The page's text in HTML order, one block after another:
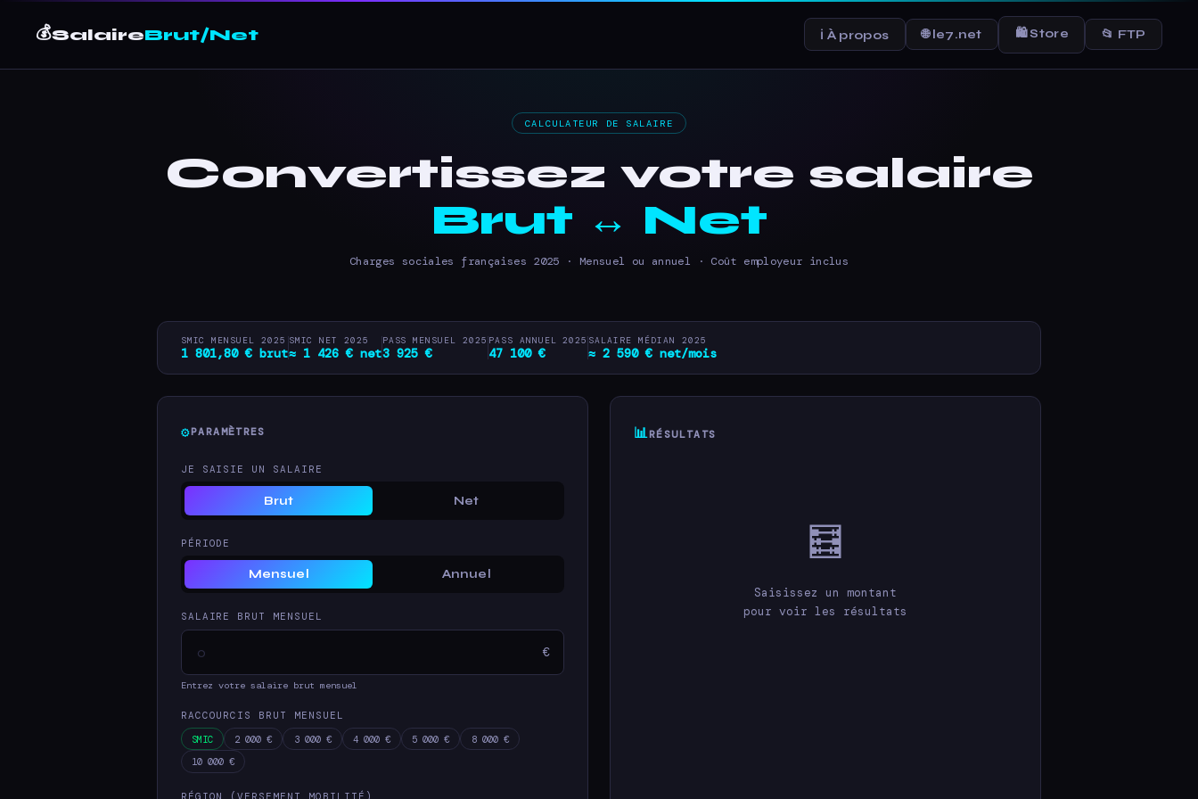
💰SalaireBrut/Net ℹ À propos 🌐 le7.net 🛍 Store 📂 FTP
CALCULATEUR DE SALAIRE
Convertissez votre salaire
Brut ↔ Net
Charges sociales françaises 2025 · Mensuel ou annuel · Coût employeur inclus
SMIC MENSUEL 2025
1 801,80 € brut
SMIC NET 2025
≈ 1 426 € net
PASS MENSUEL 2025
3 925 €
PASS ANNUEL 2025
47 100 €
SALAIRE MÉDIAN 2025
≈ 2 590 € net/mois
⚙PARAMÈTRES
JE SAISIE UN SALAIRE
Brut Net
PÉRIODE
Mensuel Annuel
SALAIRE BRUT MENSUEL
€
Entrez votre salaire brut mensuel
RACCOURCIS BRUT MENSUEL
SMIC
2 000 € 3 000 € 4 000 € 5 000 €
8 000 €
10 000 €
RÉGION (VERSEMENT MOBILITÉ)
📊RÉSULTATS
🧮
Saisissez un montant
pour voir les résultats